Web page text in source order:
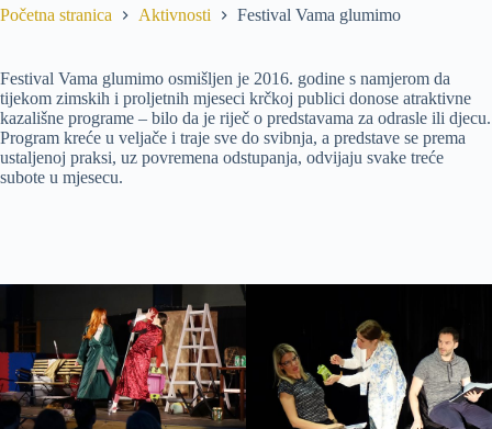
Početna stranica Aktivnosti Festival Vama glumimo
Festival Vama glumimo osmišljen je 2016. godine s namjerom da
tijekom zimskih i proljetnih mjeseci krčkoj publici donose atraktivne
kazališne programe – bilo da je riječ o predstavama za odrasle ili djecu.
Program kreće u veljače i traje sve do svibnja, a predstave se prema
ustaljenoj praksi, uz povremena odstupanja, odvijaju svake treće
subote u mjesecu.